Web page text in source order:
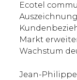
Ecotel
Markt
Wachstum
Jean-